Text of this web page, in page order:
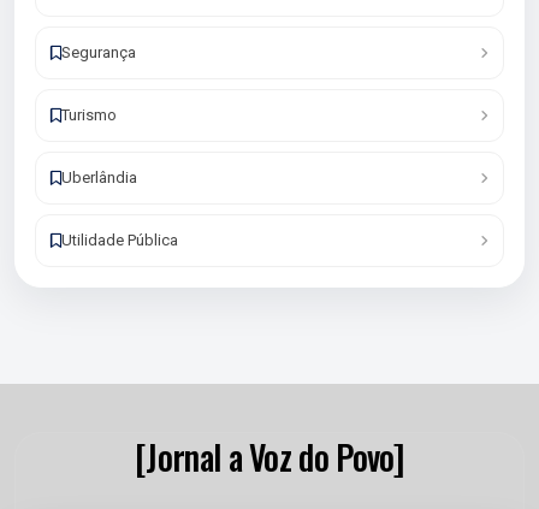
Segurança
Turismo
Uberlândia
Utilidade Pública
[Jornal a Voz do Povo]